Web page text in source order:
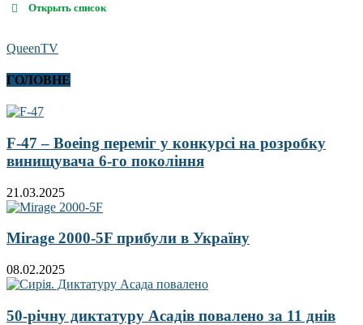
Открыть список
QueenTV
ГОЛОВНЕ
F-47 – Boeing переміг у конкурсі на розробку
винищувача 6-го покоління
21.03.2025
Mirage 2000-5F прибули в Україну
08.02.2025
50-річну диктатуру Асадів повалено за 11 днів